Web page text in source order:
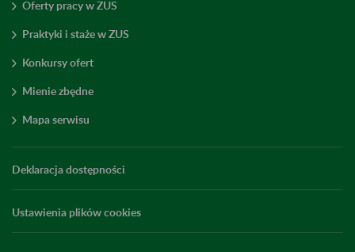
Oferty pracy w ZUS
Praktyki i staże w ZUS
Konkursy ofert
Mienie zbędne
Mapa serwisu
Deklaracja dostępności
Ustawienia plików cookies